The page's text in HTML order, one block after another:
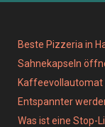
Beste Pizzeria in
Sahnekapseln
Kaffeevollautomat
Entspannter
Was ist eine Stop-